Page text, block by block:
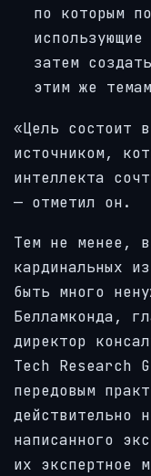
по которым
затем
этим же
«Цель состоит
источником,
интеллекта
— отметил он.
Тем не менее,
кардинальных
быть много
Белламконда,
директор
Tech Research
передовым
действительно
написанного
их экспертное